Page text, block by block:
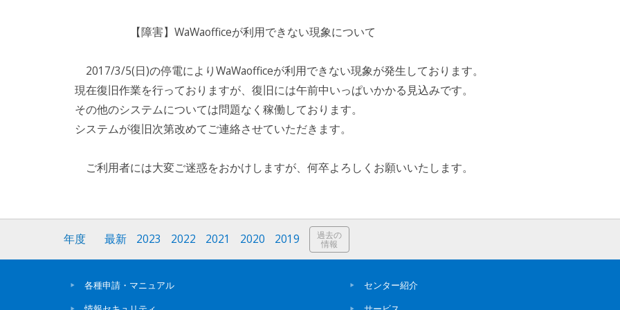
【障害】WaWaofficeが利用できない現象について
2017/3/5(日)の停電によりWaWaofficeが利用できない現象が発生しております。
現在復旧作業を行っておりますが、復旧には午前中いっぱいかかる見込みです。
その他のシステムについては問題なく稼働しております。
システムが復旧次第改めてご連絡させていただきます。
ご利用者には大変ご迷惑をおかけしますが、何卒よろしくお願いいたします。
年度 最新 2023 2022 2021 2020 2019 過去の
情報
各種申請・マニュアル
センター紹介